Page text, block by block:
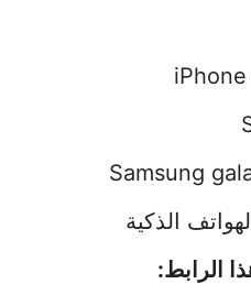
الذكية
الرابط: